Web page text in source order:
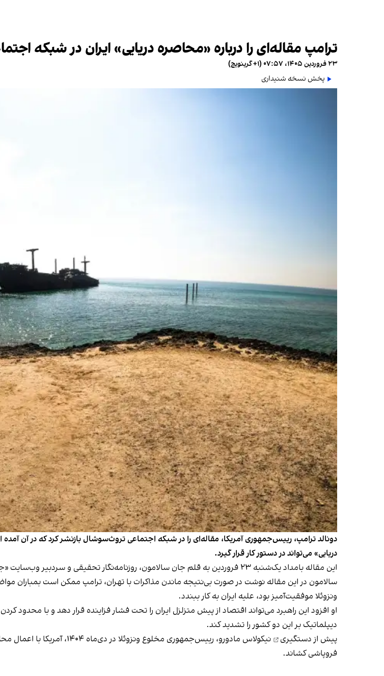
ترامپ مقاله‌ای را درباره «محاصره دریایی» ایران در شبکه
۲۳ فروردین ۱۴۰۵، ۰۷:۵۷ (‎+۱ گرینویچ)
پخش نسخه شنیداری
دونالد ترامپ، رییس‌جمهوری آمریکا، مقاله‌ای را در شبکه اجتماعی تروث‌سوشال بازنشر کرد که در
دریایی» می‌تواند در دستور کار قرار گیرد.
این مقاله بامداد یک‌شنبه ۲۳ فروردین به قلم جان سالامون، روزنامه‌نگار تحقیقی و سردبیر وب‌سایت «جاست د نیوز»، منتشر شد.
سالامون در این مقاله نوشت در صورت بی‌نتیجه ماندن مذاکرات با تهران، ترامپ ممکن است بمباران
ونزوئلا موفقیت‌آمیز بود، علیه ایران به کار ببندد.
او افزود این راهبرد می‌تواند اقتصاد از پیش متزلزل ایران را تحت فشار فزاینده قرار دهد و با
دیپلماتیک بر این دو کشور را تشدید کند.
پیش ازدستگیری نیکولاس مادورو، رییس‌جمهوری مخلوع ونزوئلا در دی‌ماه ۱۴۰۴، آمریکا با اعمال
فروپاشی کشاند.